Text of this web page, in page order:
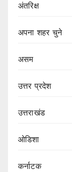
अंतरिक्ष
अपना शहर चुने
असम
उत्तर प्रदेश
उत्तराखंड
ओडिशा
कर्नाटक